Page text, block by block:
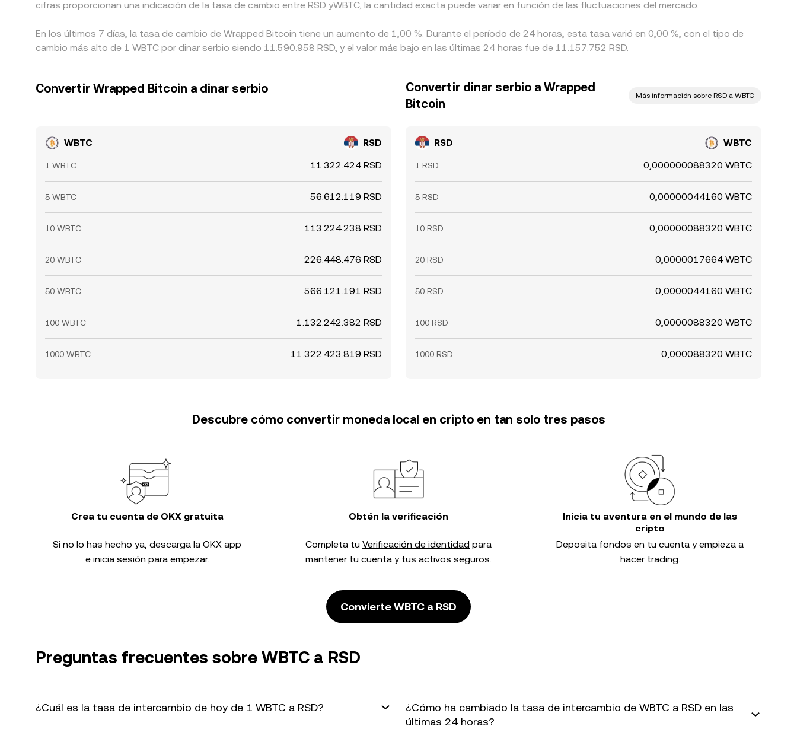
cifras proporcionan una indicación de la tasa de cambio entre RSD yWBTC, la cantidad exacta puede variar en función de las fluctuaciones del mercado.
En los últimos 7 días, la tasa de cambio de Wrapped Bitcoin tiene un aumento de 1,00 %. Durante el período de 24 horas, esta tasa varió en 0,00 %, con el tipo de
cambio más alto de 1 WBTC por dinar serbio siendo 11.590.958 RSD, y el valor más bajo en las últimas 24 horas fue de 11.157.752 RSD.
Convertir Wrapped Bitcoin a dinar serbio
WBTC RSD
1 WBTC 11.322.424 RSD
5 WBTC 56.612.119 RSD
10 WBTC 113.224.238 RSD
20 WBTC 226.448.476 RSD
50 WBTC 566.121.191 RSD
100 WBTC 1.132.242.382 RSD
1000 WBTC 11.322.423.819 RSD
Convertir dinar serbio a Wrapped
Bitcoin
Más información sobre RSD a WBTC
RSD WBTC
1 RSD 0,000000088320 WBTC
5 RSD 0,00000044160 WBTC
10 RSD 0,00000088320 WBTC
20 RSD 0,0000017664 WBTC
50 RSD 0,0000044160 WBTC
100 RSD 0,0000088320 WBTC
1000 RSD 0,000088320 WBTC
Descubre cómo convertir moneda local en cripto en tan solo tres pasos
Crea tu cuenta de OKX gratuita
Si no lo has hecho ya, descarga la OKX app
e inicia sesión para empezar.
Obtén la verificación
Completa tu Verificación de identidad para
mantener tu cuenta y tus activos seguros.
Inicia tu aventura en el mundo de las
cripto
Deposita fondos en tu cuenta y empieza a
hacer trading.
Convierte WBTC a RSD
Preguntas frecuentes sobre WBTC a RSD
¿Cuál es la tasa de intercambio de hoy de 1 WBTC a RSD?
¿Cómo ha cambiado la tasa de intercambio de WBTC a RSD en las
últimas 24 horas?